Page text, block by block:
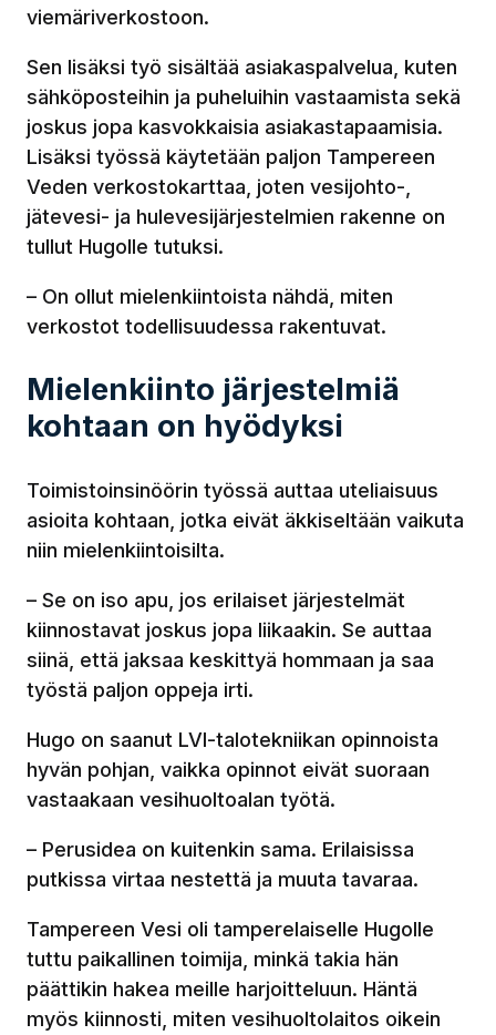
viemäriverkostoon.
Sen lisäksi työ sisältää asiakaspalvelua, kuten
sähköposteihin ja puheluihin vastaamista sekä
joskus jopa kasvokkaisia asiakastapaamisia.
Lisäksi työssä käytetään paljon Tampereen
Veden verkostokarttaa, joten vesijohto-,
jätevesi- ja hulevesijärjestelmien rakenne on
tullut Hugolle tutuksi.
– On ollut mielenkiintoista nähdä, miten
verkostot todellisuudessa rakentuvat.
Mielenkiinto järjestelmiä
kohtaan on hyödyksi
Toimistoinsinöörin työssä auttaa uteliaisuus
asioita kohtaan, jotka eivät äkkiseltään vaikuta
niin mielenkiintoisilta.
– Se on iso apu, jos erilaiset järjestelmät
kiinnostavat joskus jopa liikaakin. Se auttaa
siinä, että jaksaa keskittyä hommaan ja saa
työstä paljon oppeja irti.
Hugo on saanut LVI-talotekniikan opinnoista
hyvän pohjan, vaikka opinnot eivät suoraan
vastaakaan vesihuoltoalan työtä.
– Perusidea on kuitenkin sama. Erilaisissa
putkissa virtaa nestettä ja muuta tavaraa.
Tampereen Vesi oli tamperelaiselle Hugolle
tuttu paikallinen toimija, minkä takia hän
päättikin hakea meille harjoitteluun. Häntä
myös kiinnosti, miten vesihuoltolaitos oikein